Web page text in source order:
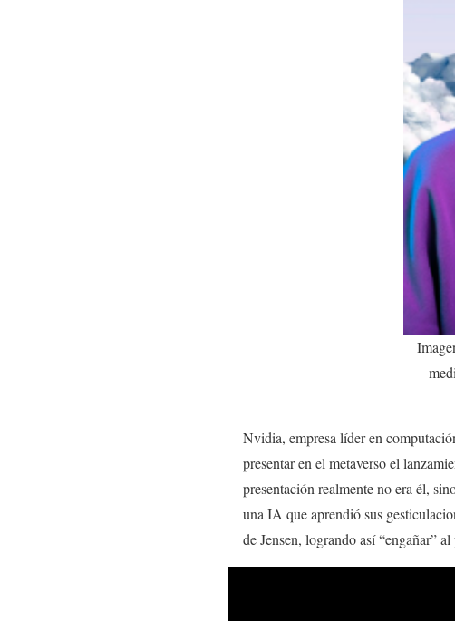
Nvidia, empresa líder en
presentar en el metaverso el
presentación realmente no era él,
una IA que aprendió sus
de Jensen, logrando así “engañar”